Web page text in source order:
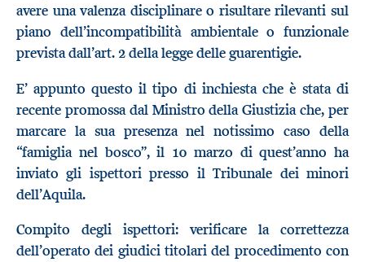
avere una valenza disciplinare o risultare rilevanti sul
piano dell’incompatibilità ambientale o funzionale
prevista dall’art. 2 della legge delle guarentigie.
E’ appunto questo il tipo di inchiesta che è stata di
recente promossa dal Ministro della Giustizia che, per
marcare la sua presenza nel notissimo caso della
“famiglia nel bosco”, il 10 marzo di quest’anno ha
inviato gli ispettori presso il Tribunale dei minori
dell’Aquila.
Compito degli ispettori: verificare la correttezza
dell’operato dei giudici titolari del procedimento con